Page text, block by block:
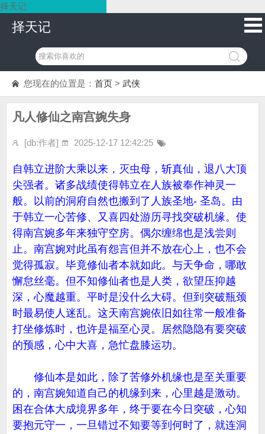
择天记
择天记
您现在的位置是： 首页 > 武侠
凡人修仙之南宫婉失身
[db:作者] 2025-12-17 12:42:25
自韩立进阶大乘以来，灭虫母，斩真仙，退八大顶
尖强者。诸多战绩使得韩立在人族被奉作神灵一
般。以前的洞府自然也搬到了人族圣地- 圣岛。由
于韩立一心苦修、又喜四处游历寻找突破机缘。使
得南宫婉多年来独守空房。偶尔缠绵也是浅尝则
止。南宫婉对此虽有怨言但并不放在心上，也不会
觉得孤寂。毕竟修仙者本就如此。与天争命，哪敢
懈怠丝毫。但不知修仙者也是人类，欲望压抑越
深，心魔越重。平时是没什么大碍。但到突破瓶颈
时最易使人迷乱。这天南宫婉依旧如往常一般准备
打坐修炼时，也许是福至心灵。居然隐隐有要突破
的预感，心中大喜，急忙盘膝运功。
修仙本是如此，除了苦修外机缘也是至关重要
的，南宫婉知道自己的机缘到来，心里越是激动。
困在合体大成境界多年，终于要在今日突破，心知
要抱元守一，一旦错过不知要等到何时了，就连洞